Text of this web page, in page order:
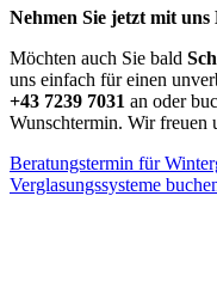
Nehmen Sie jetzt mit
Möchten auch Sie bald
uns einfach für einen
+43 7239 7031 an oder
Wunschtermin. Wir freuen
Beratungstermin für
Verglasungssysteme